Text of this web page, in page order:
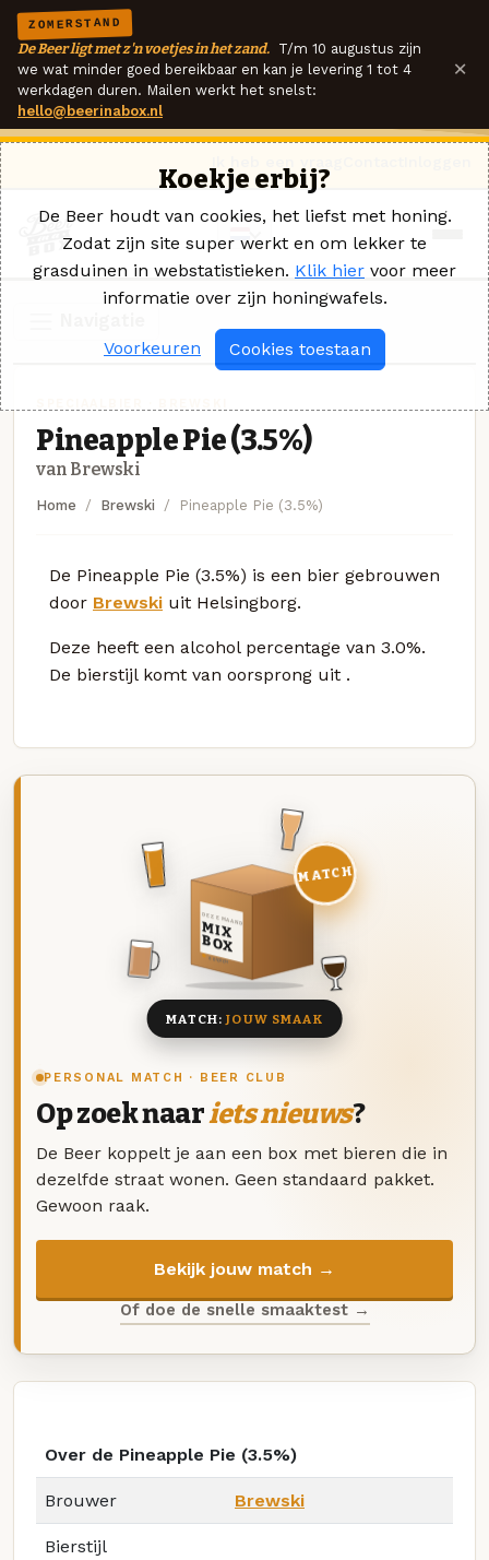
ZOMERSTAND
De Beer ligt met z'n voetjes in het zand. T/m 10 augustus zijn
we wat minder goed bereikbaar en kan je levering 1 tot 4
werkdagen duren. Mailen werkt het snelst:
hello@beerinabox.nl
×
Pineapple Pie (3.5%)
van Brewski
Home Brewski Pineapple Pie (3.5%)
De Pineapple Pie (3.5%) is een bier gebrouwen
door Brewski uit Helsingborg.
Deze heeft een alcohol percentage van 3.0%.
De bierstijl komt van oorsprong uit .
PERSONAL MATCH · BEER CLUB
Op zoek naariets nieuws?
De Beer koppelt je aan een box met bieren die in
dezelfde straat wonen. Geen standaard pakket.
Gewoon raak.
Bekijk jouw match →
Of doe de snelle smaaktest →
DEZE MAAND
MIX
BOX
8 BIEREN
MATCH
MATCH:JOUW SMAAK
Over de Pineapple Pie (3.5%)
Brouwer Brewski
Bierstijl
Koekje erbij?
De Beer houdt van cookies, het liefst met honing.
Zodat zijn site super werkt en om lekker te
grasduinen in webstatistieken. Klik hier voor meer
informatie over zijn honingwafels.
Voorkeuren Cookies toestaan